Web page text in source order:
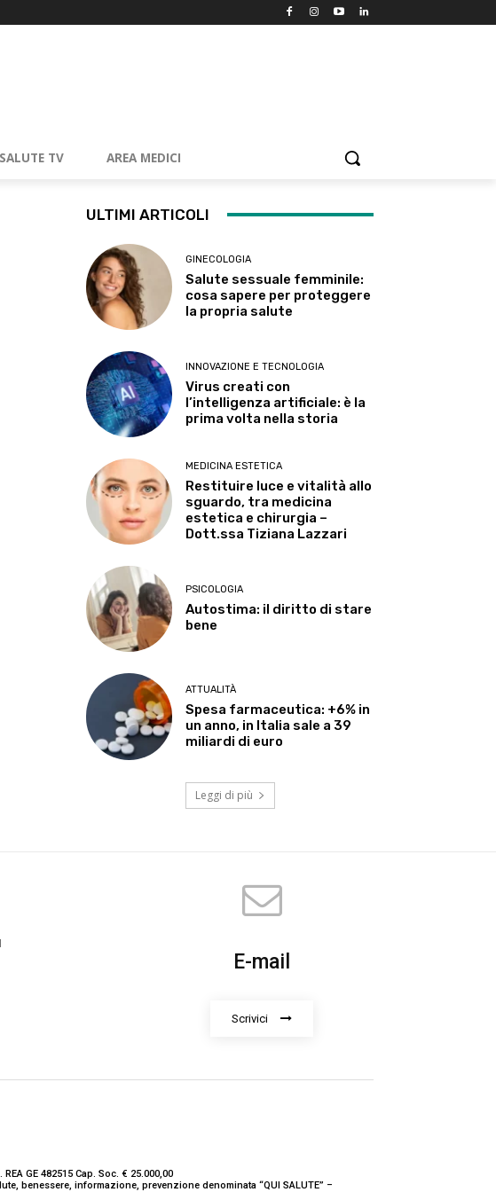
TV AREA MEDICI
ULTIMI ARTICOLI
GINECOLOGIA
Salute sessuale femminile:
cosa sapere per proteggere
la propria salute
INNOVAZIONE E TECNOLOGIA
Virus creati con
l’intelligenza artificiale: è la
prima volta nella storia
MEDICINA ESTETICA
Restituire luce e vitalità allo
sguardo, tra medicina
estetica e chirurgia –
Dott.ssa Tiziana Lazzari
PSICOLOGIA
Autostima: il diritto di stare
bene
ATTUALITÀ
Spesa farmaceutica: +6% in
un anno, in Italia sale a 39
miliardi di euro
Leggi di più
E-mail
Scrivici
GE 482515 Cap. Soc. € 25.000,00
benessere, informazione, prevenzione denominata “QUI SALUTE” –